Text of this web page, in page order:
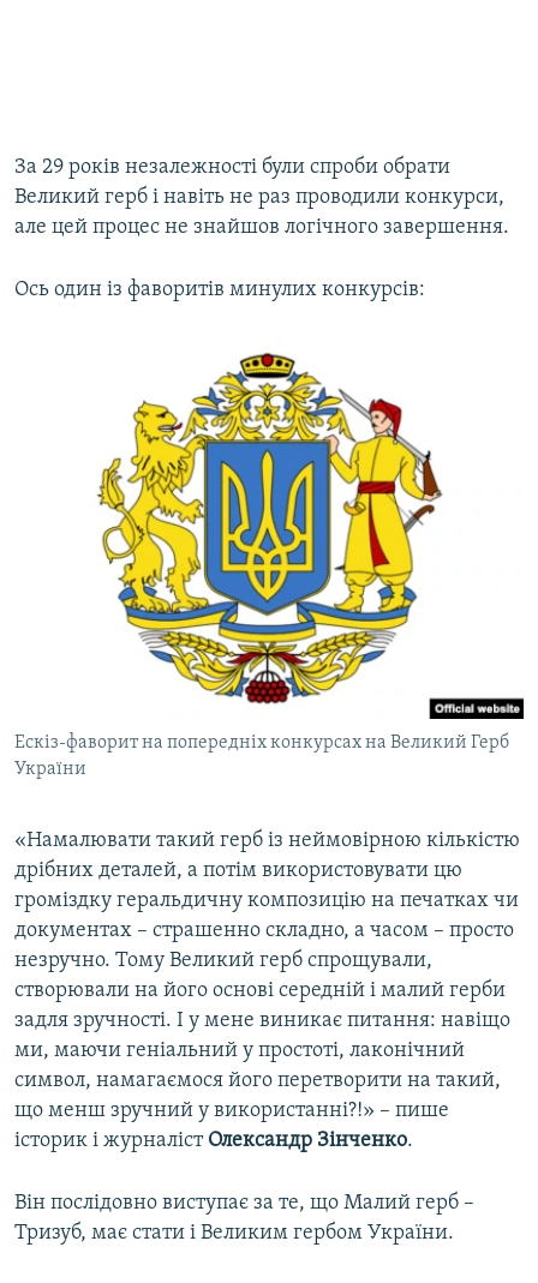
За 29 років незалежності були спроби обрати
Великий герб і навіть не раз проводили конкурси,
але цей процес не знайшов логічного завершення.
Ось один із фаворитів минулих конкурсів:
Ескіз-фаворит на попередніх конкурсах на Великий Герб
України
«Намалювати такий герб із неймовірною кількістю
дрібних деталей, а потім використовувати цю
громіздку геральдичну композицію на печатках чи
документах – страшенно складно, а часом – просто
незручно. Тому Великий герб спрощували,
створювали на його основі середній і малий герби
задля зручності. І у мене виникає питання: навіщо
ми, маючи геніальний у простоті, лаконічний
символ, намагаємося його перетворити на такий,
що менш зручний у використанні?!» – пише
історик і журналіст Олександр Зінченко.
Він послідовно виступає за те, що Малий герб –
Тризуб, має стати і Великим гербом України.